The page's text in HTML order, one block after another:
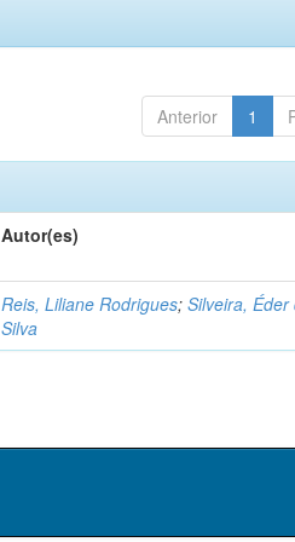
Anterior 1
Autor(es)
Reis, Liliane Rodrigues;Silveira, Éder
Silva